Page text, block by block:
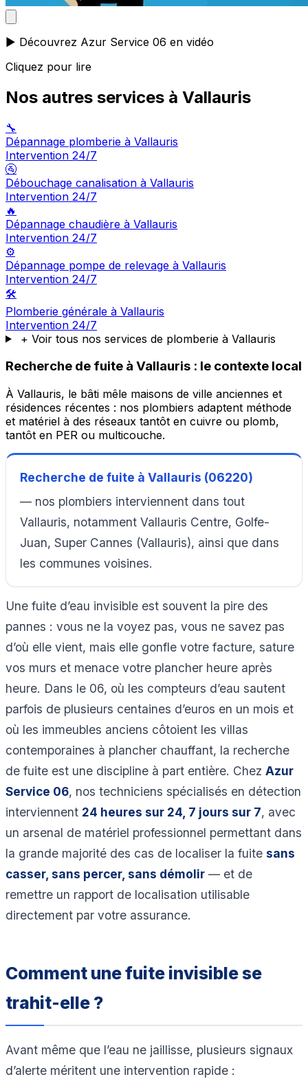
▶️ Découvrez Azur Service 06 en vidéo
Cliquez pour lire
Nos autres services à Vallauris
🔧
Dépannage plomberie à Vallauris
Intervention 24/7
🚰
Débouchage canalisation à Vallauris
Intervention 24/7
🔥
Dépannage chaudière à Vallauris
Intervention 24/7
⚙️
Dépannage pompe de relevage à Vallauris
Intervention 24/7
🛠️
Plomberie générale à Vallauris
Intervention 24/7
+ Voir tous nos services de plomberie à Vallauris
Recherche de fuite à Vallauris : le contexte local
À Vallauris, le bâti mêle maisons de ville anciennes et
résidences récentes : nos plombiers adaptent méthode
et matériel à des réseaux tantôt en cuivre ou plomb,
tantôt en PER ou multicouche.
Recherche de fuite à Vallauris (06220)
— nos plombiers interviennent dans tout
Vallauris, notamment Vallauris Centre, Golfe-
Juan, Super Cannes (Vallauris), ainsi que dans
les communes voisines.
Une fuite d’eau invisible est souvent la pire des
pannes : vous ne la voyez pas, vous ne savez pas
d’où elle vient, mais elle gonfle votre facture, sature
vos murs et menace votre plancher heure après
heure. Dans le 06, où les compteurs d’eau sautent
parfois de plusieurs centaines d’euros en un mois et
où les immeubles anciens côtoient les villas
contemporaines à plancher chauffant, la recherche
de fuite est une discipline à part entière. Chez Azur
Service 06, nos techniciens spécialisés en détection
interviennent 24 heures sur 24, 7 jours sur 7, avec
un arsenal de matériel professionnel permettant dans
la grande majorité des cas de localiser la fuite sans
casser, sans percer, sans démolir — et de
remettre un rapport de localisation utilisable
directement par votre assurance.
Comment une fuite invisible se
trahit-elle ?
Avant même que l’eau ne jaillisse, plusieurs signaux
d’alerte méritent une intervention rapide :